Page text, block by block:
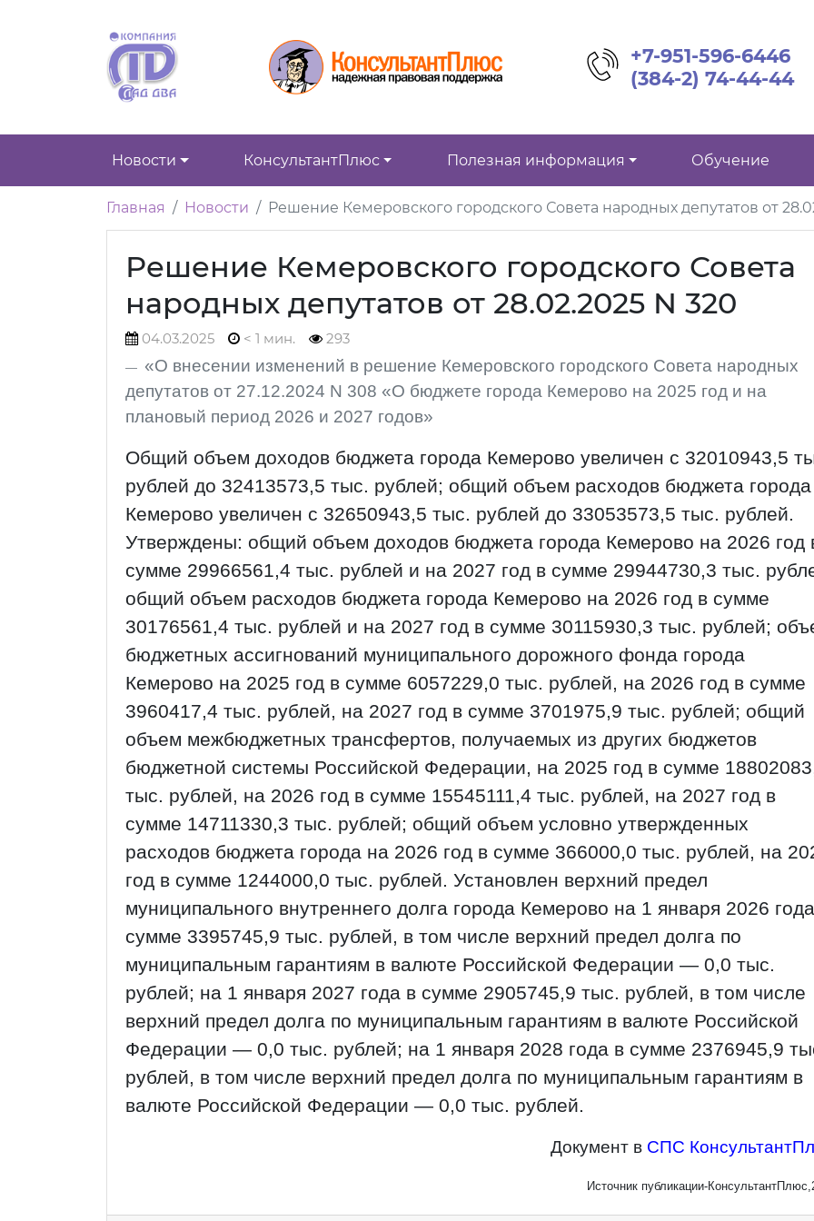
+7-951-596-6446
(384-2) 74-44-44
Новости КонсультантПлюс Полезная информация Обучение
Главная Новости Решение Кемеровского городского Совета народных депутатов от
Решение Кемеровского городского Совета
народных депутатов от 28.02.2025 N 320
04.03.2025 < 1 мин. 293
«О внесении изменений в решение Кемеровского городского Совета народных
депутатов от 27.12.2024 N 308 «О бюджете города Кемерово на 2025 год и на
плановый период 2026 и 2027 годов»
Общий объем доходов бюджета города Кемерово увеличен с 32010943,5
рублей до 32413573,5 тыс. рублей; общий объем расходов бюджета города
Кемерово увеличен с 32650943,5 тыс. рублей до 33053573,5 тыс. рублей.
Утверждены: общий объем доходов бюджета города Кемерово на 2026 год
сумме 29966561,4 тыс. рублей и на 2027 год в сумме 29944730,3 тыс.
общий объем расходов бюджета города Кемерово на 2026 год в сумме
30176561,4 тыс. рублей и на 2027 год в сумме 30115930,3 тыс. рублей;
бюджетных ассигнований муниципального дорожного фонда города
Кемерово на 2025 год в сумме 6057229,0 тыс. рублей, на 2026 год в сумме
3960417,4 тыс. рублей, на 2027 год в сумме 3701975,9 тыс. рублей; общий
объем межбюджетных трансфертов, получаемых из других бюджетов
бюджетной системы Российской Федерации, на 2025 год в сумме
тыс. рублей, на 2026 год в сумме 15545111,4 тыс. рублей, на 2027 год в
сумме 14711330,3 тыс. рублей; общий объем условно утвержденных
расходов бюджета города на 2026 год в сумме 366000,0 тыс. рублей, на
год в сумме 1244000,0 тыс. рублей. Установлен верхний предел
муниципального внутреннего долга города Кемерово на 1 января 2026
сумме 3395745,9 тыс. рублей, в том числе верхний предел долга по
муниципальным гарантиям в валюте Российской Федерации — 0,0 тыс.
рублей; на 1 января 2027 года в сумме 2905745,9 тыс. рублей, в том числе
верхний предел долга по муниципальным гарантиям в валюте Российской
Федерации — 0,0 тыс. рублей; на 1 января 2028 года в сумме 2376945,9
рублей, в том числе верхний предел долга по муниципальным гарантиям в
валюте Российской Федерации — 0,0 тыс. рублей.
Документ в СПС
Источник публикации-